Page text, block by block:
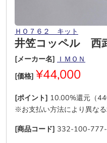
ＨＯ７６２ キット
井笠コッペル 西
[メーカー名] ＩＭＯＮ
[価格] ¥44,000
[ポイント] 10.00%還元（
※お支払い方法により異なる
[商品コード] 332-100-